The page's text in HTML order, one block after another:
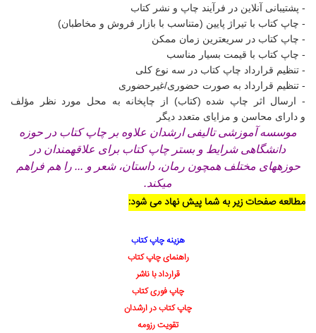
- پشتیبانی آنلاین در فرآیند چاپ و نشر کتاب
- چاپ کتاب با تیراژ پایین (متناسب با بازار فروش و مخاطبان)
- چاپ کتاب در سریعترین زمان ممکن
- چاپ کتاب با قیمت بسیار مناسب
- تنظیم قرارداد چاپ کتاب در سه نوع کلی
- تنظیم قرارداد به صورت حضوری/غیرحضوری
- ارسال اثر چاپ شده (کتاب) از چاپخانه به محل مورد نظر مؤلف
و دارای محاسن و مزایای متعدد دیگر
موسسه آموزشی تالیفی ارشدان علاوه بر چاپ کتاب در حوزه
دانشگاهی شرایط و بستر چاپ کتاب برای علاقهمندان در
حوزههای مختلف همچون رمان، داستان، شعر و ... را هم فراهم
میکند.
مطالعه صفحات زیر به شما پیش نهاد می شود:
هزینه چاپ کتاب
راهنمای چاپ کتاب
قرارداد با ناشر
چاپ فوری کتاب
چاپ کتاب در ارشدان
تقویت رزومه